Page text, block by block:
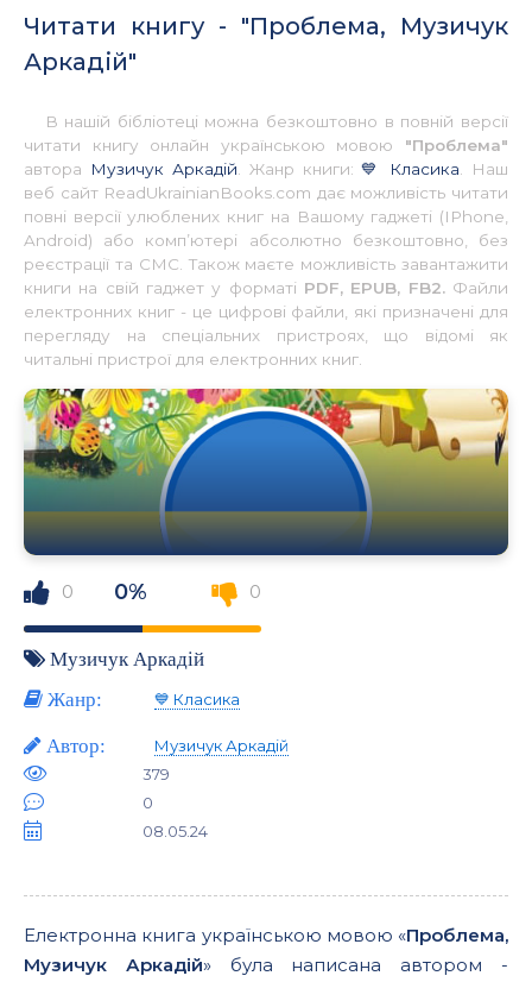
Читати книгу - "Проблема, Музичук
Аркадій"
В нашій бібліотеці можна безкоштовно в повній версії
читати книгу онлайн українською мовою "Проблема"
автора
Музичук Аркадій . Жанр книги:💙 Класика . Наш
веб сайт ReadUkrainianBooks.com дає можливість читати
повні версії улюблених книг на Вашому гаджеті (IPhone,
Android) або комп’ютері абсолютно безкоштовно, без
реєстрації та СМС. Також маєте можливість завантажити
книги на свій гаджет у форматі PDF, EPUB, FB2.Файли
електронних книг - це цифрові файли, які призначені для
перегляду на спеціальних пристроях, що відомі як
читальні пристрої для електронних книг.
0 0% 0
Музичук Аркадій
Жанр:
💙 Класика
Автор:
Музичук Аркадій
379
0
08.05.24
Електронна книга українською мовою «Проблема,
Музичук Аркадій» була написана автором -